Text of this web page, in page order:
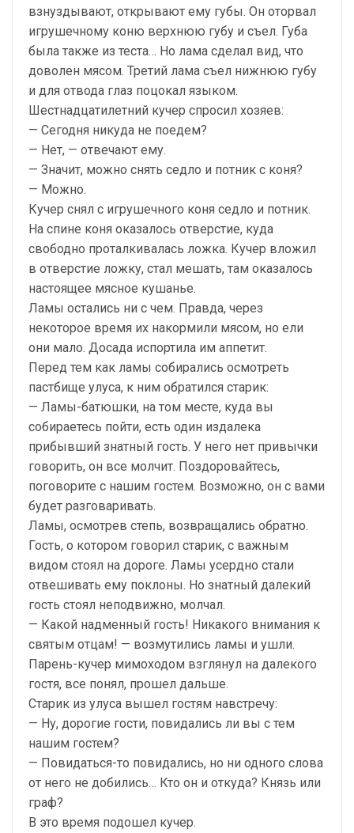
взнуздывают, открывают ему губы. Он оторвал
игрушечному коню верхнюю губу и съел. Губа
была также из теста… Но лама сделал вид, что
доволен мясом. Третий лама съел нижнюю губу
и для отвода глаз поцокал языком.
Шестнадцатилетний кучер спросил хозяев:
— Сегодня никуда не поедем?
— Нет, — отвечают ему.
— Значит, можно снять седло и потник с коня?
— Можно.
Кучер снял с игрушечного коня седло и потник.
На спине коня оказалось отверстие, куда
свободно проталкивалась ложка. Кучер вложил
в отверстие ложку, стал мешать, там оказалось
настоящее мясное кушанье.
Ламы остались ни с чем. Правда, через
некоторое время их накормили мясом, но ели
они мало. Досада испортила им аппетит.
Перед тем как ламы собирались осмотреть
пастбище улуса, к ним обратился старик:
— Ламы-батюшки, на том месте, куда вы
собираетесь пойти, есть один издалека
прибывший знатный гость. У него нет привычки
говорить, он все молчит. Поздоровайтесь,
поговорите с нашим гостем. Возможно, он с вами
будет разговаривать.
Ламы, осмотрев степь, возвращались обратно.
Гость, о котором говорил старик, с важным
видом стоял на дороге. Ламы усердно стали
отвешивать ему поклоны. Но знатный далекий
гость стоял неподвижно, молчал.
— Какой надменный гость! Никакого внимания к
святым отцам! — возмутились ламы и ушли.
Парень-кучер мимоходом взглянул на далекого
гостя, все понял, прошел дальше.
Старик из улуса вышел гостям навстречу:
— Ну, дорогие гости, повидались ли вы с тем
нашим гостем?
— Повидаться-то повидались, но ни одного слова
от него не добились… Кто он и откуда? Князь или
граф?
В это время подошел кучер.